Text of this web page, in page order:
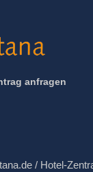
anfragen
/ Hotel-